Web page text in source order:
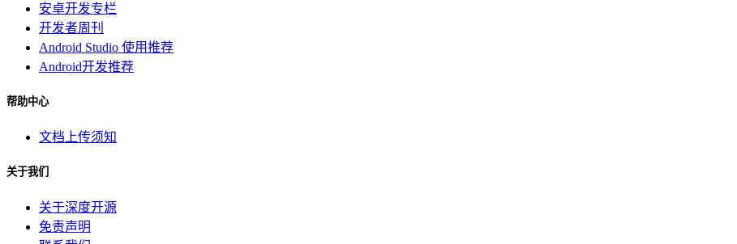
安卓开发专栏
开发者周刊
Android Studio 使用推荐
Android开发推荐
帮助中心
文档上传须知
关于我们
关于深度开源
免责声明